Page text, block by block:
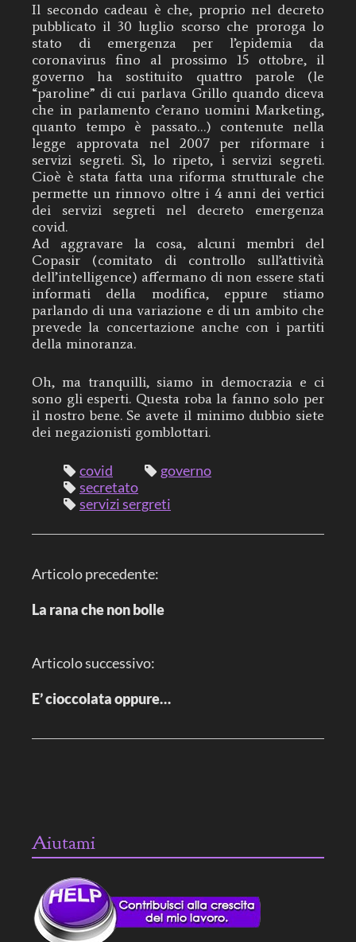
Il secondo cadeau è che, proprio nel decreto
pubblicato il 30 luglio scorso che proroga lo
stato di emergenza per l’epidemia da
coronavirus fino al prossimo 15 ottobre, il
governo ha sostituito quattro parole (le
“paroline” di cui parlava Grillo quando diceva
che in parlamento c’erano uomini Marketing,
quanto tempo è passato…) contenute nella
legge approvata nel 2007 per riformare i
servizi segreti. Sì, lo ripeto, i servizi segreti.
Cioè è stata fatta una riforma strutturale che
permette un rinnovo oltre i 4 anni dei vertici
dei servizi segreti nel decreto emergenza
covid.
Ad aggravare la cosa, alcuni membri del
Copasir (comitato di controllo sull’attività
dell’intelligence) affermano di non essere stati
informati della modifica, eppure stiamo
parlando di una variazione e di un ambito che
prevede la concertazione anche con i partiti
della minoranza.
Oh, ma tranquilli, siamo in democrazia e ci
sono gli esperti. Questa roba la fanno solo per
il nostro bene. Se avete il minimo dubbio siete
dei negazionisti gomblottari.
covid
governo
secretato
servizi sergreti
N
a
i
g
o
Articolo precedente:
La rana che non bolle
Articolo successivo:
E’ cioccolata oppure…
Aiutami